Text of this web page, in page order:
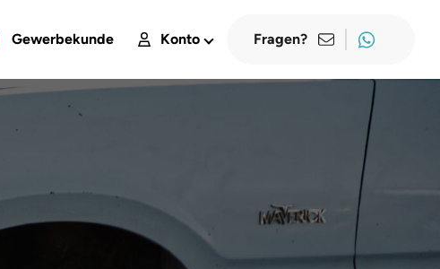
Gewerbekunde Konto Fragen?